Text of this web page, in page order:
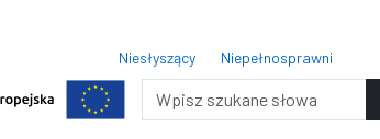
Normalny rozmiar czcionki
Rozmiar czcionki 150%
Rozmiar czcionki 200%
Niesłyszący Niepełnosprawni
Wyszukiwarka